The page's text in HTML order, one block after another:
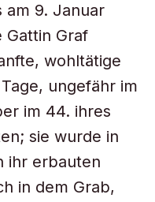
am 9. Januar
Gattin Graf
wohltätige
ungefähr im
im 44. ihres
sie wurde in
ihr erbauten
in dem Grab,